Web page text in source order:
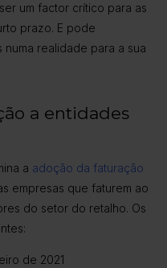
um factor crítico para as
prazo. E pode
realidade para a sua
a entidades
a adoção da faturação
empresas que faturem ao
do setor do retalho. Os
de 2021